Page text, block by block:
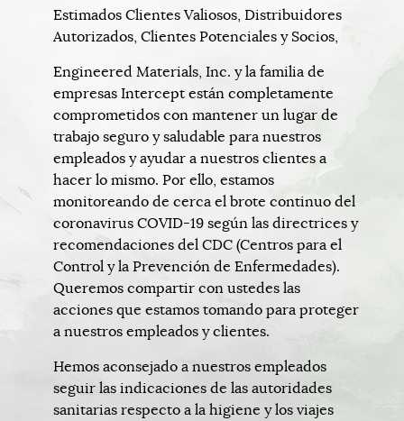
Estimados Clientes Valiosos, Distribuidores
Autorizados, Clientes Potenciales y Socios,
Engineered Materials, Inc. y la familia de
empresas Intercept están completamente
comprometidos con mantener un lugar de
trabajo seguro y saludable para nuestros
empleados y ayudar a nuestros clientes a
hacer lo mismo. Por ello, estamos
monitoreando de cerca el brote continuo del
coronavirus COVID-19 según las directrices y
recomendaciones del CDC (Centros para el
Control y la Prevención de Enfermedades).
Queremos compartir con ustedes las
acciones que estamos tomando para proteger
a nuestros empleados y clientes.
Hemos aconsejado a nuestros empleados
seguir las indicaciones de las autoridades
sanitarias respecto a la higiene y los viajes